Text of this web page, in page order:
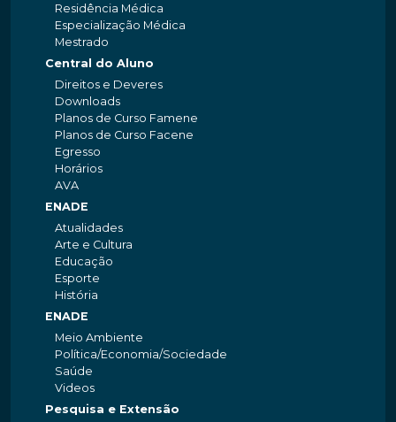
Residência Médica
Especialização Médica
Mestrado
Central do Aluno
Direitos e Deveres
Downloads
Planos de Curso Famene
Planos de Curso Facene
Egresso
Horários
AVA
ENADE
Atualidades
Arte e Cultura
Educação
Esporte
História
ENADE
Meio Ambiente
Política/Economia/Sociedade
Saúde
Videos
Pesquisa e Extensão